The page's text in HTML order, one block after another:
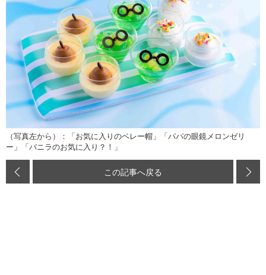
（写真左から）：「お気に入りのベレー帽」「パパの眼鏡メロンゼリ
ー」「バニラのお気に入り？！」
この記事へ戻る